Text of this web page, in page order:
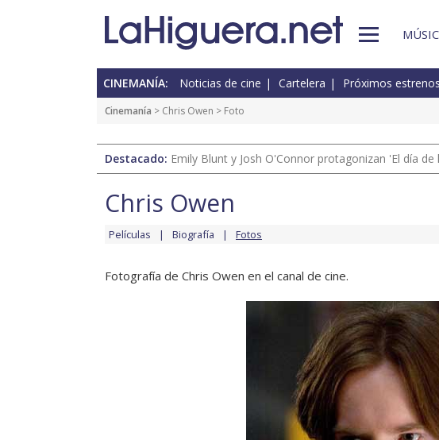
CINEMANÍA: Noticias de cine Cartelera Próximos estrenos
Cinemanía > Chris Owen > Foto
Destacado: Emily Blunt y Josh O'Connor protagonizan 'El día
Chris Owen
Películas Biografía Fotos
Fotografía de Chris Owen en el canal de cine.